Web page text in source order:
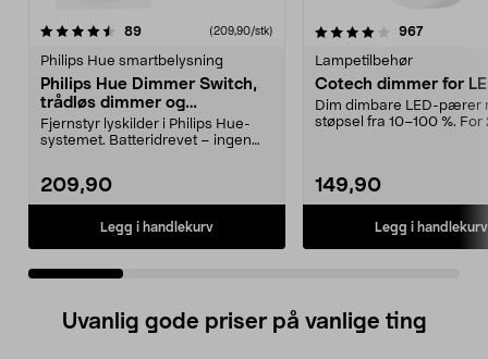
89anmeldelser(209,90/stk)
Philips Hue smartbelysning
Philips Hue Dimmer Switch,
trådløs dimmer og
fjernkontroll
Fjernstyr lyskilder i Philips Hue-
systemet. Batteridrevet – ingen
209,90
Legg i handlekurv
4.0 av 5 stjerner 967
Lampetilbehør
Cotech dimmer for
Dim dimbare LED-pærer
støpsel fra 10–100 %. For
149,90
Legg i handlekurv
4.0 av 5 stjerner
Uvanlig gode priser på vanlige ting